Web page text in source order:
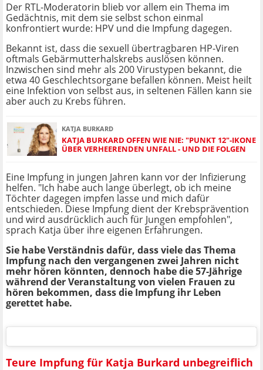
Der RTL-Moderatorin blieb vor allem ein Thema im
Gedächtnis, mit dem sie selbst schon einmal
konfrontiert wurde: HPV und die Impfung dagegen.
Bekannt ist, dass die sexuell übertragbaren HP-Viren
oftmals Gebärmutterhalskrebs auslösen können.
Inzwischen sind mehr als 200 Virustypen bekannt, die
etwa 40 Geschlechtsorgane befallen können. Meist heilt
eine Infektion von selbst aus, in seltenen Fällen kann sie
aber auch zu Krebs führen.
KATJA BURKARD
KATJA BURKARD OFFEN WIE NIE: "PUNKT 12"-IKONE
ÜBER VERHEERENDEN UNFALL - UND DIE FOLGEN
Eine Impfung in jungen Jahren kann vor der Infizierung
helfen. "Ich habe auch lange überlegt, ob ich meine
Töchter dagegen impfen lasse und mich dafür
entschieden. Diese Impfung dient der Krebsprävention
und wird ausdrücklich auch für Jungen empfohlen",
sprach Katja über ihre eigenen Erfahrungen.
Sie habe Verständnis dafür, dass viele das Thema
Impfung nach den vergangenen zwei Jahren nicht
mehr hören könnten, dennoch habe die 57-Jährige
während der Veranstaltung von vielen Frauen zu
hören bekommen, dass die Impfung ihr Leben
gerettet habe.
Teure Impfung für Katja Burkard unbegreiflich